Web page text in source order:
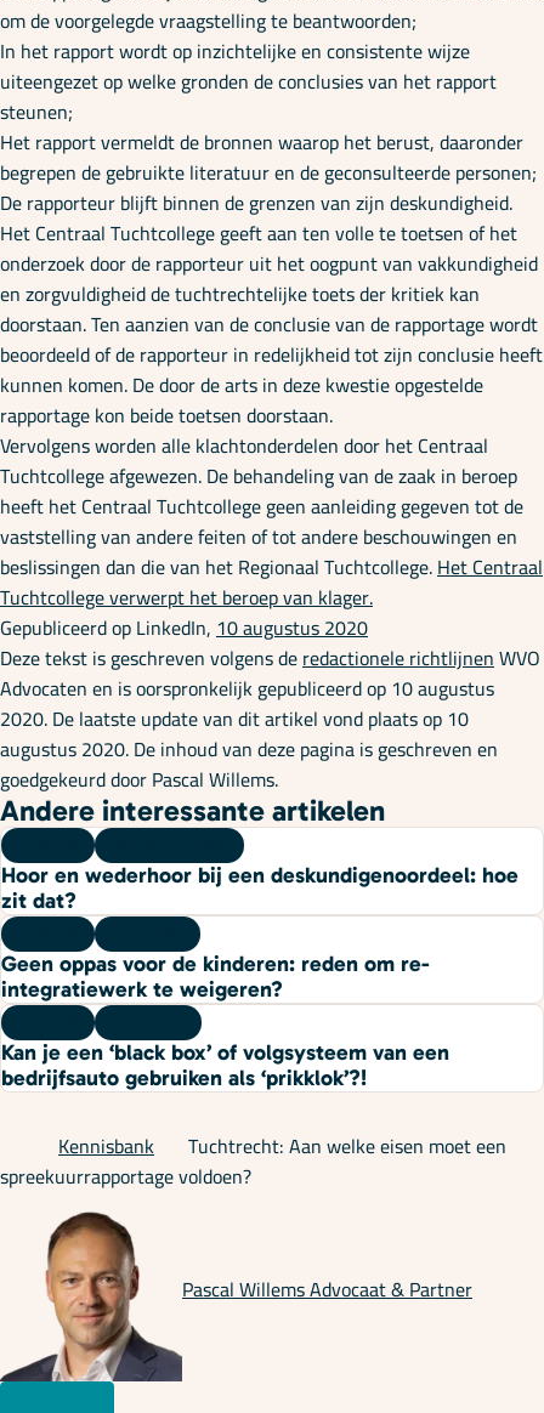
om de voorgelegde vraagstelling te beantwoorden;
In het rapport wordt op inzichtelijke en consistente wijze
uiteengezet op welke gronden de conclusies van het rapport
steunen;
Het rapport vermeldt de bronnen waarop het berust, daaronder
begrepen de gebruikte literatuur en de geconsulteerde personen;
De rapporteur blijft binnen de grenzen van zijn deskundigheid.
Het Centraal Tuchtcollege geeft aan ten volle te toetsen of het
onderzoek door de rapporteur uit het oogpunt van vakkundigheid
en zorgvuldigheid de tuchtrechtelijke toets der kritiek kan
doorstaan. Ten aanzien van de conclusie van de rapportage wordt
beoordeeld of de rapporteur in redelijkheid tot zijn conclusie heeft
kunnen komen. De door de arts in deze kwestie opgestelde
rapportage kon beide toetsen doorstaan.
Vervolgens worden alle klachtonderdelen door het Centraal
Tuchtcollege afgewezen. De behandeling van de zaak in beroep
heeft het Centraal Tuchtcollege geen aanleiding gegeven tot de
vaststelling van andere feiten of tot andere beschouwingen en
beslissingen dan die van het Regionaal Tuchtcollege.Het Centraal
Tuchtcollege verwerpt het beroep van klager.
Gepubliceerd op LinkedIn,10 augustus 2020
Deze tekst is geschreven volgens deredactionele richtlijnenWVO
Advocaten en is oorspronkelijk gepubliceerd op 10 augustus
2020. De laatste update van dit artikel vond plaats op 10
augustus 2020. De inhoud van deze pagina is geschreven en
goedgekeurd door Pascal Willems.
Andere interessante artikelen
Hoor en wederhoor bij een deskundigenoordeel: hoe
zit dat?
Geen oppas voor de kinderen: reden om re-
integratiewerk te weigeren?
Kan je een ‘black box’ of volgsysteem van een
bedrijfsauto gebruiken als ‘prikklok’?!
Kennisbank
Tuchtrecht: Aan welke eisen moet een
spreekuurrapportage voldoen?
Pascal WillemsAdvocaat & Partner